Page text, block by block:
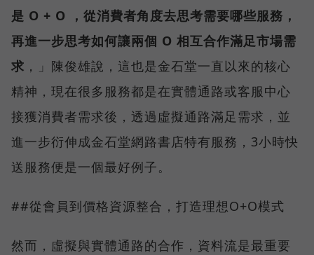
是 O + O ，從消費者角度去思考需要哪些服務，
再進一步思考如何讓兩個 O 相互合作滿足市場需
求 ，」陳俊雄說，這也是金石堂一直以來的核心
精神，現在很多服務都是在實體通路或客服中心
接獲消費者需求後，透過虛擬通路滿足需求，並
進一步衍伸成金石堂網路書店特有服務，3小時快
送服務便是一個最好例子。
##從會員到價格資源整合，打造理想O+O模式
然而，虛擬與實體通路的合作，資料流是最重要